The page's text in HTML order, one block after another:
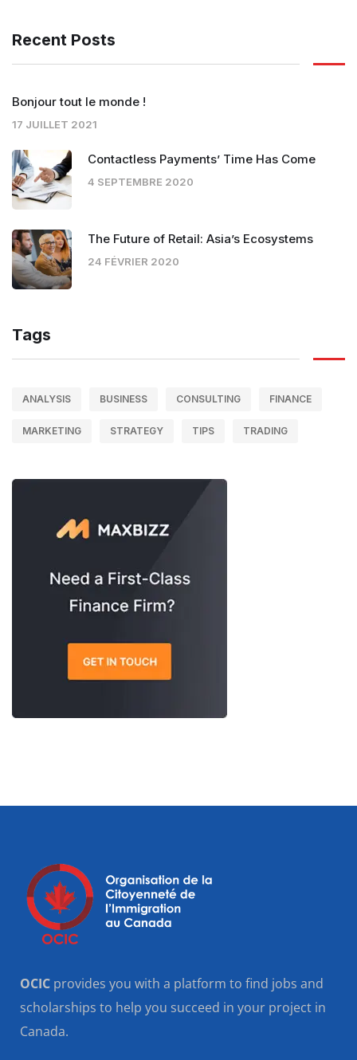
Recent Posts
Bonjour tout le monde !
17 JUILLET 2021
Contactless Payments’ Time Has Come
4 SEPTEMBRE 2020
The Future of Retail: Asia’s Ecosystems
24 FÉVRIER 2020
Tags
ANALYSIS BUSINESS CONSULTING FINANCE
MARKETING STRATEGY TIPS TRADING
OCIC provides you with a platform to find jobs and
scholarships to help you succeed in your project in
Canada.